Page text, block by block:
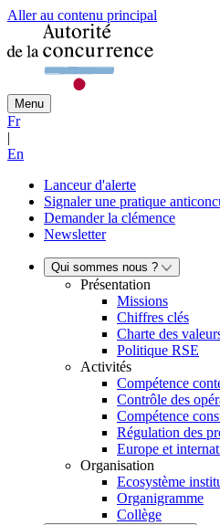
Aller au contenu principal
Menu
Fr
|
En
Lanceur d'alerte
Signaler une pratique
Demander la clémence
Newsletter
Qui sommes nous ?
Présentation
Missions
Chiffres clés
Charte des
Politique RSE
Activités
Compétence
Contrôle des
Compétence
Régulation des
Europe et
Organisation
Ecosystème
Organigramme
Collège